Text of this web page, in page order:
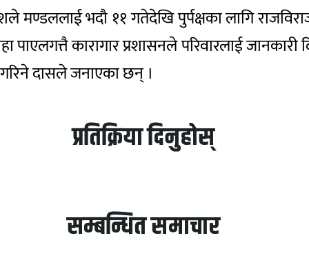
मण्डललाई भदौ ११ गतेदेखि पुर्पक्षका लागि
पाएलगत्तै कारागार प्रशासनले परिवारलाई
दासले जनाएका छन् ।
प्रतिक्रिया दिनुहोस्
सम्बन्धित समाचार